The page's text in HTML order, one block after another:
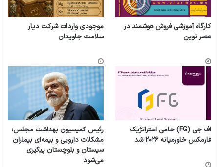
کارگاه آموزشی فروش هوشمند در
عصر نوین
موجودی واردات شرکت دیار
سلامت جاویدان
اف جی (FG) حامی استراتژیک
فارمکس خاورمیانه ۲۰۲۶ شد
رئیس کمیسیون بهداشت مجلس:
مشکلات دارویی و بیمه‌ای بیماران
سیستان و بلوچستان پیگیری
می‌شود